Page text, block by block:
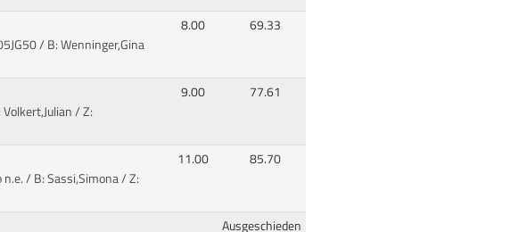
/ B: Wenninger,Gina
8.00 69.33
/ Z:
9.00 77.61
/ B: Sassi,Simona / Z:
11.00 85.70
Ausgeschieden